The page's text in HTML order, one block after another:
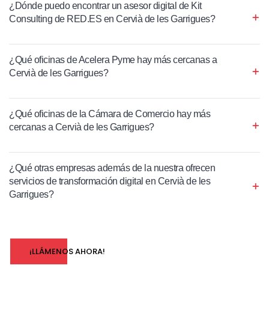
¿Dónde puedo encontrar un asesor digital de Kit
Consulting de RED.ES en Cervià de les Garrigues?
¿Qué oficinas de Acelera Pyme hay más cercanas a
Cervià de les Garrigues?
¿Qué oficinas de la Cámara de Comercio hay más
cercanas a Cervià de les Garrigues?
¿Qué otras empresas además de la nuestra ofrecen
servicios de transformación digital en Cervià de les
Garrigues?
¡LLÁMENOS AHORA!